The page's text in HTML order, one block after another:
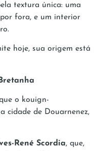
textura única: uma
fora, e um interior
hoje, sua origem está
o kouign-
cidade de Douarnenez,
René Scordia, que,